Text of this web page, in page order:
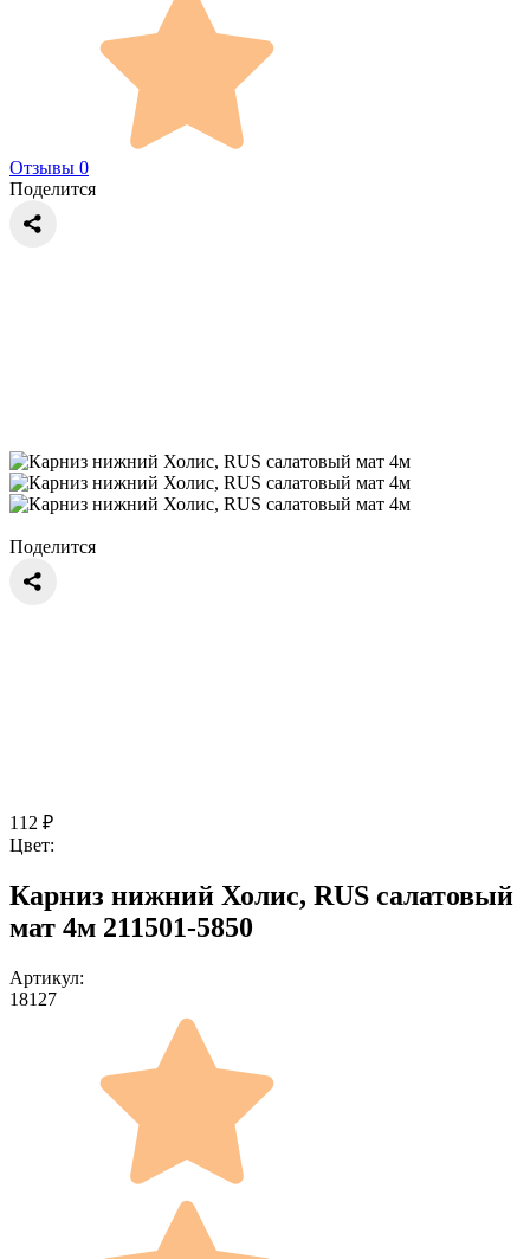
Отзывы 0
Поделится
Поделится
112 ₽
Цвет:
Карниз нижний Холис, RUS салатовый
мат 4м 211501-5850
Артикул:
18127